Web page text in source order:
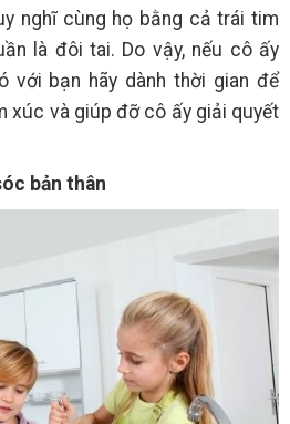
nghĩ cùng họ bằng cả trái tim
là đôi tai. Do vậy, nếu cô ấy
với bạn hãy dành thời gian để
xúc và giúp đỡ cô ấy giải quyết
bản thân